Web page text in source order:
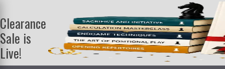
Clearance
Sale is
Live!